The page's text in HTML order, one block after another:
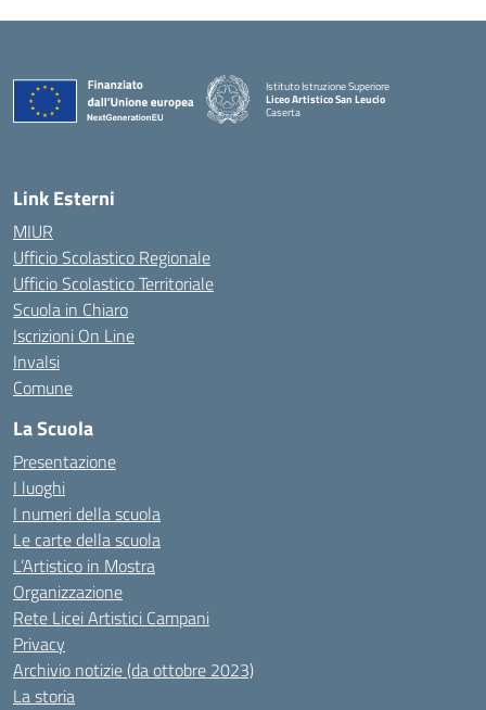
Istituto Istruzione Superiore
Liceo Artistico San Leucio
Caserta
Link Esterni
MIUR
Ufficio Scolastico Regionale
Ufficio Scolastico Territoriale
Scuola in Chiaro
Iscrizioni On Line
Invalsi
Comune
La Scuola
Presentazione
I luoghi
I numeri della scuola
Le carte della scuola
L’Artistico in Mostra
Organizzazione
Rete Licei Artistici Campani
Privacy
Archivio notizie (da ottobre 2023)
La storia